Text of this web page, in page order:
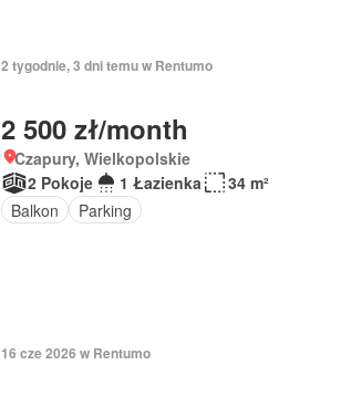
2 tygodnie, 3 dni temu w Rentumo
2 500 zł/month
Czapury, Wielkopolskie
2 Pokoje
1 Łazienka
34 m²
Balkon
Parking
16 cze 2026 w Rentumo